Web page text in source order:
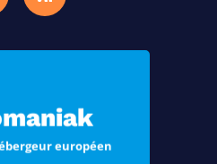
européen
vos sites Web et
vos e-mails